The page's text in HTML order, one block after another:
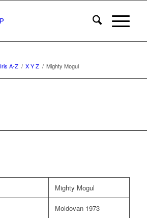
Iris A-Z / X Y Z / Mighty Mogul
Mighty Mogul
Moldovan 1973